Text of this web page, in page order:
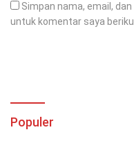
Simpan nama, email,
untuk komentar saya
Populer